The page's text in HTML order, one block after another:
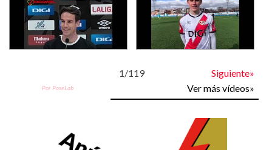
1/119 Siguiente»
Por PoseLab Ver más vídeos»